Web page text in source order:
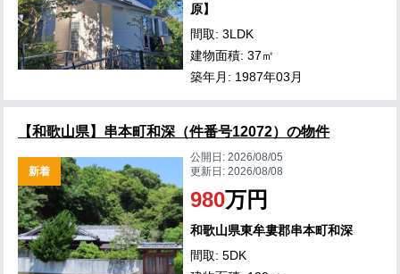
原】
間取: 3LDK
建物面積: 37㎡
築年月: 1987年03月
【和歌山県】串本町和深（件番号12072）の物件
新着
公開日:2026/08/05
更新日:2026/08/08
980万円
和歌山県東牟婁郡串本町和深
間取: 5DK